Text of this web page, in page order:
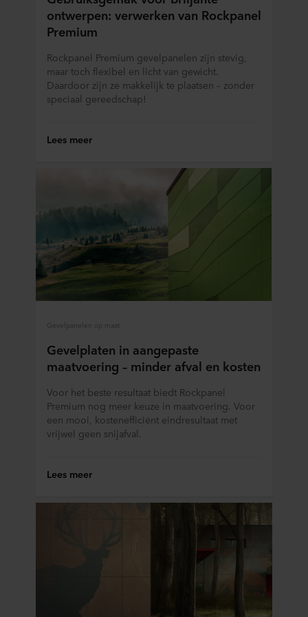
ontwerpen: verwerken van Rockpanel
Premium
Rockpanel Premium gevelpanelen zijn stevig,
maar toch flexibel en licht van gewicht.
Daardoor zijn ze makkelijk te plaatsen – zonder
speciaal gereedschap!
Lees meer
Gevelpanelen op maat
Gevelplaten in aangepaste
maatvoering – minder afval en kosten
Voor het beste resultaat biedt Rockpanel
Premium nog meer keuze in maatvoering. Voor
een mooi, kostenefficiënt eindresultaat met
vrijwel geen snijafval.
Lees meer